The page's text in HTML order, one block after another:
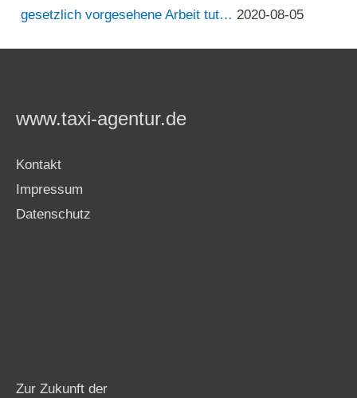
gesetzlich vorgesehene Arbeit tut… 2020-08-05
www.taxi-agentur.de
Kontakt
Impressum
Datenschutz
Zur Zukunft der